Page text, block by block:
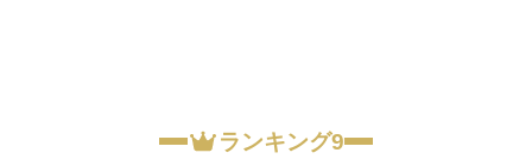
ランキング9